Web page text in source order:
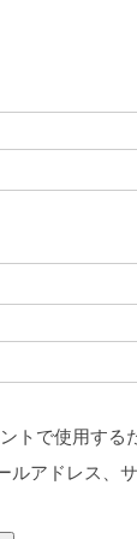
トで使用する
ルアドレス、